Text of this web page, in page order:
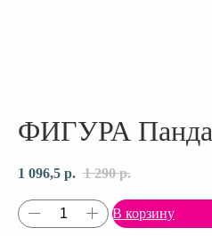
ФИГУРА Панда
1 096,5 р. 1 290 р.
В корзину